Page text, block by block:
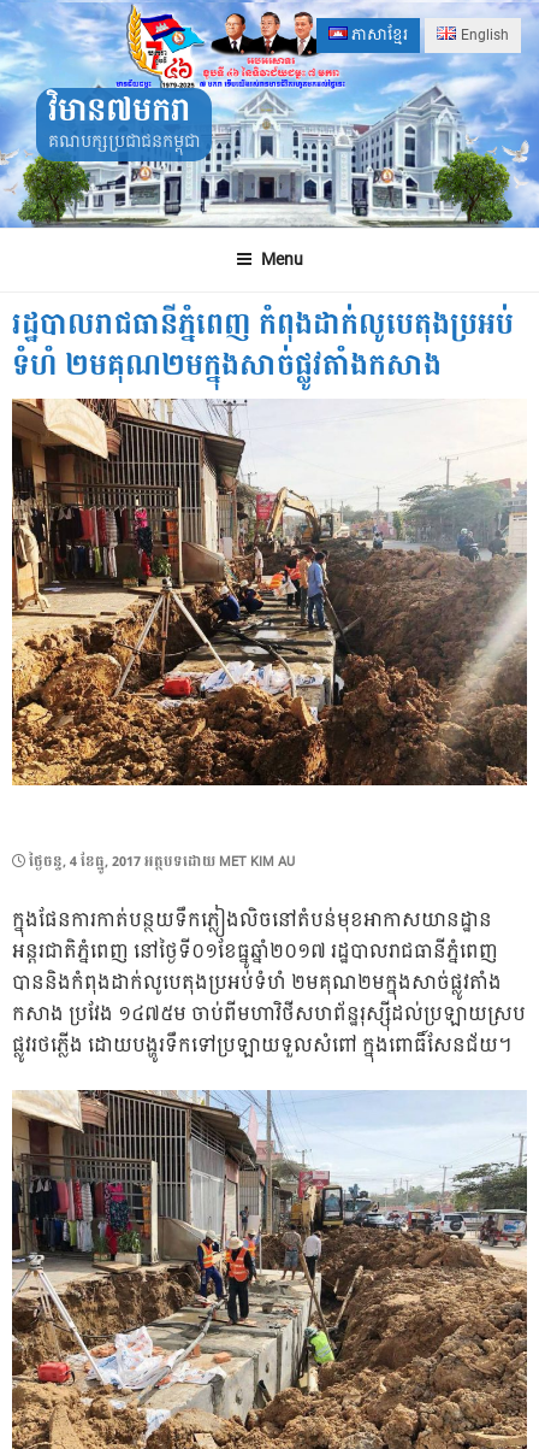
Skip
to
content
ភាសាខ្មែរ English
វិមាន៧មករា
គណបក្សប្រជាជនកម្ពុជា
Menu
រដ្ឋបាលរាជធានីភ្នំពេញ កំពុងដាក់លូបេតុងប្រអប់
ទំហំ ២មគុណ២មក្នុងសាច់ផ្លូវតាំងកសាង
POSTED
ថ្ងៃ​ចន្ទ, 4 ខែ​ធ្នូ, 2017អត្ថបទដោយ MET KIM AU
ក្នុងផែនការកាត់បន្ថយទឹកភ្លៀងលិចនៅតំបន់មុខអាកាសយានដ្ឋាន
អន្តរជាតិភ្នំពេញ នៅថ្ងៃទី០១ខែធ្នូឆ្នាំ២០១៧ រដ្ឋបាលរាជធានីភ្នំពេញ
បាននិងកំពុងដាក់លូបេតុងប្រអប់ទំហំ ២មគុណ២មក្នុងសាច់ផ្លូវតាំង
កសាង ប្រវែង ១៤៧៥ម ចាប់ពីមហាវិថីសហព័ន្ឋរុស្ស៊ីដល់ប្រឡាយស្រប
ផ្លូវរថភ្លើង ដោយបង្ហូរទឹកទៅប្រឡាយទួលសំពៅ ក្នុងពោធិ៍សែនជ័យ។